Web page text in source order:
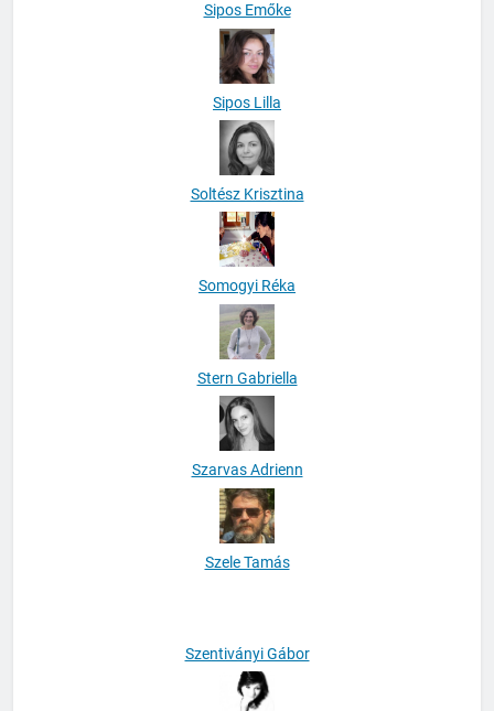
Sipos Emőke
Sipos Lilla
Soltész Krisztina
Somogyi Réka
Stern Gabriella
Szarvas Adrienn
Szele Tamás
Szentiványi Gábor